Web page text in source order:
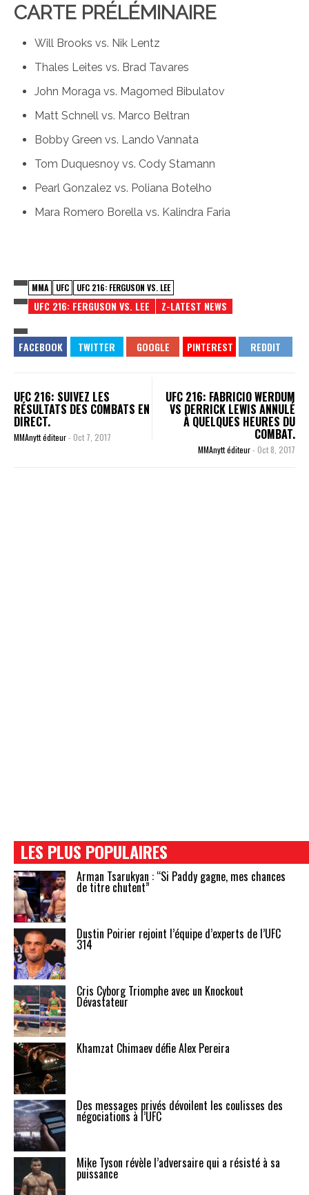
CARTE PRÉLÉMINAIRE
Will Brooks vs. Nik Lentz
Thales Leites vs. Brad Tavares
John Moraga vs. Magomed Bibulatov
Matt Schnell vs. Marco Beltran
Bobby Green vs. Lando Vannata
Tom Duquesnoy vs. Cody Stamann
Pearl Gonzalez vs. Poliana Botelho
Mara Romero Borella vs. Kalindra Faria
MMA UFC UFC 216: FERGUSON VS. LEE
UFC 216: FERGUSON VS. LEE Z-LATEST NEWS
UFC 216: SUIVEZ LES
RÉSULTATS DES COMBATS EN
DIRECT.
MMAnytt éditeur- Oct 7, 2017
UFC 216: FABRICIO WERDUM
VS DERRICK LEWIS ANNULÉ
À QUELQUES HEURES DU
COMBAT.
MMAnytt éditeur- Oct 8, 2017
LES PLUS POPULAIRES
Arman Tsarukyan : “Si Paddy gagne, mes chances
de titre chutent”
Dustin Poirier rejoint l’équipe d’experts de l’UFC
314
Cris Cyborg Triomphe avec un Knockout
Dévastateur
Khamzat Chimaev défie Alex Pereira
Des messages privés dévoilent les coulisses des
négociations à l’UFC
Mike Tyson révèle l’adversaire qui a résisté à sa
puissance